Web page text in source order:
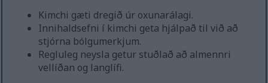
Kimchi gæti dregið úr oxunarálagi.
Innihaldsefni í kimchi geta hjálpað til við að
stjórna bólgumerkjum.
Regluleg neysla getur stuðlað að almennri
vellíðan og langlífi.